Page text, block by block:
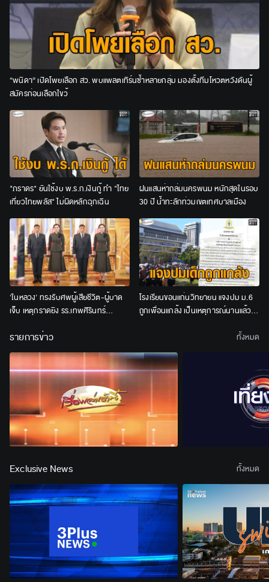
“พนิดา” เปิดโพยเลือก สว. พบแพลตเทิร์นซ้ำหลายกลุ่ม มองตั้งทีมโหวตหวังดันผู้
สมัครก่อนเลือกไขว้
"ภราดร" ยันใช้งบ พ.ร.ก.เงินกู้ ทำ "ไทย
เที่ยวไทยพลัส" ไม่ผิดหลักฉุกเฉิน
ฝนแสนห่าถล่มนครพนม หนักสุดในรอบ
30 ปี น้ำทะลักท่วมเขตเทศบาลเมือง
'ในหลวง' ทรงรับศพผู้เสียชีวิต-ผู้บาด
เจ็บ เหตุกราดยิง รร.เทพศิรินทร์
โรงเรียนขอนแก่นวิทยายน แจงปม ม.6
ถูกเพื่อนแกล้ง เป็นเหตุการณ์นานแล้ว ชี้
รายการข่าว ทั้งหมด
Exclusive News ทั้งหมด